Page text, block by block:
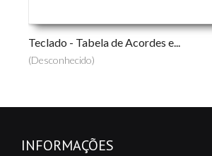
Teclado - Tabela de Acordes e...
(Desconhecido)
INFORMAÇÕES